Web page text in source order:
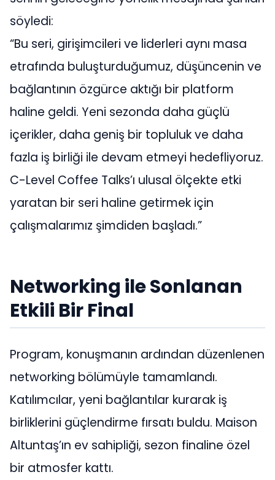
söyledi:
“Bu seri, girişimcileri ve liderleri aynı masa
etrafında buluşturduğumuz, düşüncenin ve
bağlantının özgürce aktığı bir platform
haline geldi. Yeni sezonda daha güçlü
içerikler, daha geniş bir topluluk ve daha
fazla iş birliği ile devam etmeyi hedefliyoruz.
C-Level Coffee Talks’ı ulusal ölçekte etki
yaratan bir seri haline getirmek için
çalışmalarımız şimdiden başladı.”
Networking ile Sonlanan
Etkili Bir Final
Program, konuşmanın ardından düzenlenen
networking bölümüyle tamamlandı.
Katılımcılar, yeni bağlantılar kurarak iş
birliklerini güçlendirme fırsatı buldu. Maison
Altuntaş’ın ev sahipliği, sezon finaline özel
bir atmosfer kattı.